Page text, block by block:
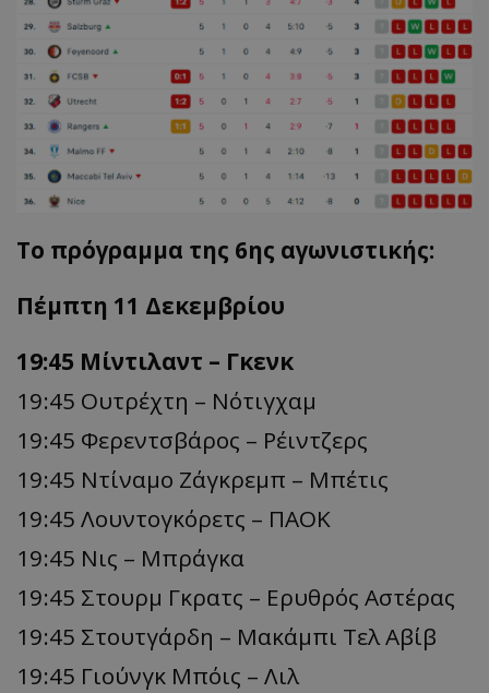
Το πρόγραμμα της 6ης αγωνιστικής:
Πέμπτη 11 Δεκεμβρίου
19:45 Μίντιλαντ – Γκενκ
19:45 Ουτρέχτη – Νότιγχαμ
19:45 Φερεντσβάρος – Ρέιντζερς
19:45 Ντίναμο Ζάγκρεμπ – Μπέτις
19:45 Λουντογκόρετς – ΠΑΟΚ
19:45 Νις – Μπράγκα
19:45 Στουρμ Γκρατς – Ερυθρός Αστέρας
19:45 Στουτγάρδη – Μακάμπι Τελ Αβίβ
19:45 Γιούνγκ Μπόις – Λιλ